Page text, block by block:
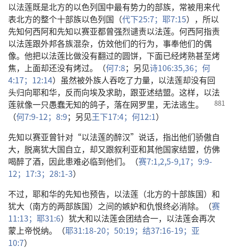
以法莲既是北方的以色列国中最有势力的部族，常被用来代
表北方的整个十部族以色列国（代下25:7； 耶7:15），所以
先知何西阿和先知以赛亚都曾强烈谴责以法莲。何西阿指责
以法莲跟外邦各族混杂，仿效他们的行为，事奉他们的偶
像。他把以法莲比做没有翻过的圆饼，下面已经烤熟甚至烤
焦，上面却还没有烤过。（何7:8；另见诗106:35,36； 何
4:17； 12:14）虽然被外族人吞吃了力量，以法莲却没有回
头归向耶和华，反而向埃及求助，跟亚述结盟。这样，以法
莲就像一只愚蠢无知的鸽子，落在网罗里，无法逃生。
（何7:9-12； 8:9；另见王下17:4； 何12:1）
先知以赛亚曾针对“以法莲的醉汉”说话，指出他们骄傲自
大，脱离犹大国自立，却又跟叙利亚和其他国家结盟，仿佛
喝醉了酒，因此患难必临到他们。（赛7:1,2,5-9,17； 9:9-
12； 17:3； 28:1-3）
不过，耶和华的先知也预告，以法莲（北方的十部族国）和
犹大（南方的两部族国）之间的嫉妒和仇恨终必消除。（赛
11:13； 耶31:6）犹大和以法莲会团结合一，以法莲会再次
蒙上帝悦纳。（耶31:18-20； 50:19； 结37:16-19； 亚
10:7）